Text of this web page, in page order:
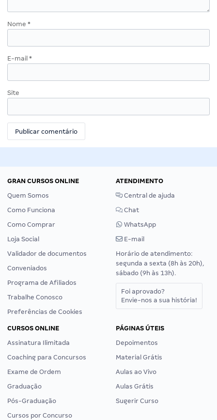
Nome *
E-mail *
Site
GRAN CURSOS ONLINE
Quem Somos
Como Funciona
Como Comprar
Loja Social
Validador de documentos
Conveniados
Programa de Afiliados
Trabalhe Conosco
Preferências de Cookies
ATENDIMENTO
Central de ajuda
Chat
WhatsApp
E-mail
Horário de atendimento:
segunda a sexta (8h às 20h),
sábado (9h às 13h).
Foi aprovado?
Envie-nos a sua história!
CURSOS ONLINE
Assinatura Ilimitada
Coaching para Concursos
Exame de Ordem
Graduação
Pós-Graduação
Cursos por Concurso
PÁGINAS ÚTEIS
Depoimentos
Material Grátis
Aulas ao Vivo
Aulas Grátis
Sugerir Curso